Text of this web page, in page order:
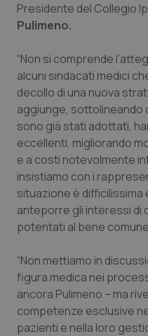
Oncologia &
Psoriasi & pelle
Quotidiano
Quotidiano
Quotidiano
Quotidiano
Salute orale &
Sangue &
Presidente del Collegio
Pulimeno.
“Non si comprende
alcuni sindacati medici
decollo di una nuova
aggiunge, sottolineando
sono già stati adottati,
eccellenti, migliorando
e a costi notevolmente
insistiamo con i
situazione è difficilissima
anteporre gli interessi di
potentati al bene
“Non mettiamo in
figura medica nei
ancora Pulimeno – ma
competenze esclusive
pazienti e nella loro